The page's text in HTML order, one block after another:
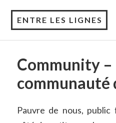
ENTRE LES LIGNES
Community –
communauté
Pauvre de nous, public